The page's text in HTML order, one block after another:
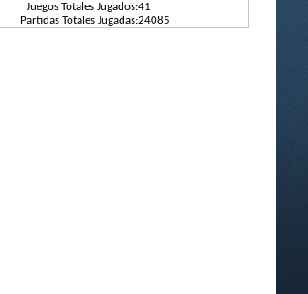
Juegos Totales Jugados:41
Partidas Totales Jugadas:24085